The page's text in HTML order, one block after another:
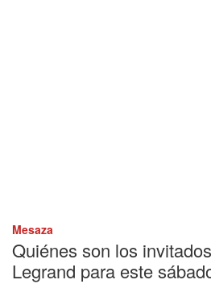
Mesaza
Quiénes son los
Legrand para este